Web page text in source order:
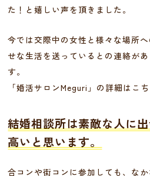
た！と嬉しい声を頂きました。
今では交際中の女性と様々な場所
せな生活を送っているとの連絡が
す。
「婚活サロンMeguri」の詳細はこ
結婚相談所は素敵な人に
高いと思います。
合コンや街コンに参加しても、な